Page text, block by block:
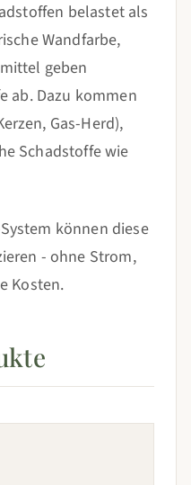
belastet als
Wandfarbe,
geben
ab. Dazu kommen
Gas-Herd),
Schadstoffe wie
können diese
- ohne Strom,
Kosten.